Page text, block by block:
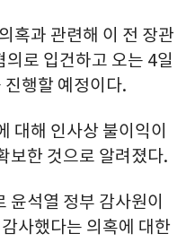
혹과 관련해 이 전 장관
로 입건하고 오는 4일
행할 예정이다.
대해 인사상 불이익이
보한 것으로 알려졌다.
윤석열 정부 감사원이
사했다는 의혹에 대한